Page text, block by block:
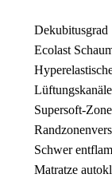
Dekubitusgrad
Ecolast
Supersoft-
Schwer
Matratze